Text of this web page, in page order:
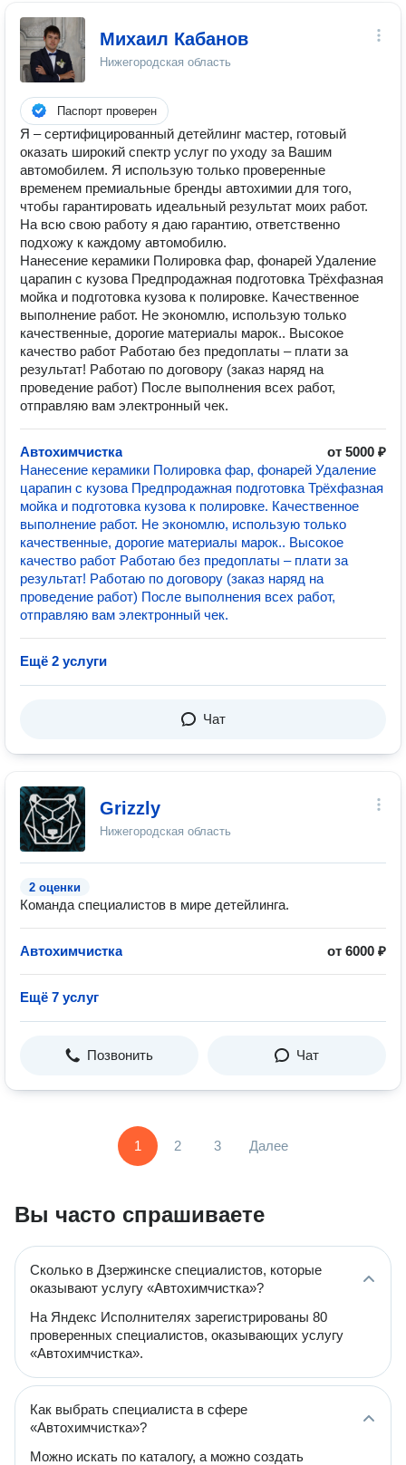
Михаил Кабанов
Нижегородская область
Паспорт проверен
Я – сертифицированный детейлинг мастер, готовый
оказать широкий спектр услуг по уходу за Вашим
автомобилем. Я использую только проверенные
временем премиальные бренды автохимии для того,
чтобы гарантировать идеальный результат моих работ.
На всю свою работу я даю гарантию, ответственно
подхожу к каждому автомобилю.
Нанесение керамики Полировка фар, фонарей Удаление
царапин с кузова Предпродажная подготовка Трёхфазная
мойка и подготовка кузова к полировке. Качественное
выполнение работ. Не экономлю, использую только
качественные, дорогие материалы марок.. Высокое
качество работ Работаю без предоплаты – плати за
результат! Работаю по договору (заказ наряд на
проведение работ) После выполнения всех работ,
отправляю вам электронный чек.
Автохимчистка
от 5000 ₽
Нанесение керамики Полировка фар, фонарей Удаление
царапин с кузова Предпродажная подготовка Трёхфазная
мойка и подготовка кузова к полировке. Качественное
выполнение работ. Не экономлю, использую только
качественные, дорогие материалы марок.. Высокое
качество работ Работаю без предоплаты – плати за
результат! Работаю по договору (заказ наряд на
проведение работ) После выполнения всех работ,
отправляю вам электронный чек.
Ещё 2 услуги
Чат
Grizzly
Нижегородская область
2 оценки
Команда специалистов в мире детейлинга.
Автохимчистка от 6000 ₽
Ещё 7 услуг
Позвонить Чат
1 2 3 Далее
Вы часто спрашиваете
Сколько в Дзержинске специалистов, которые
оказывают услугу «Автохимчистка»?
На Яндекс Исполнителях зарегистрированы 80
проверенных специалистов, оказывающих услугу
«Автохимчистка».
Как выбрать специалиста в сфере
«Автохимчистка»?
Можно искать по каталогу, а можно создать